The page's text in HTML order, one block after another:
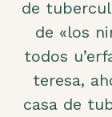
de
de «los
todos
teresa,
casa de